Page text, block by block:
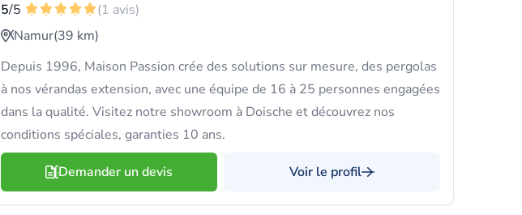
5/5
(1 avis)
Namur(39 km)
Depuis 1996, Maison Passion crée des solutions sur mesure, des pergolas
à nos vérandas extension, avec une équipe de 16 à 25 personnes engagées
dans la qualité. Visitez notre showroom à Doische et découvrez nos
conditions spéciales, garanties 10 ans.
Demander un devis Voir le profil